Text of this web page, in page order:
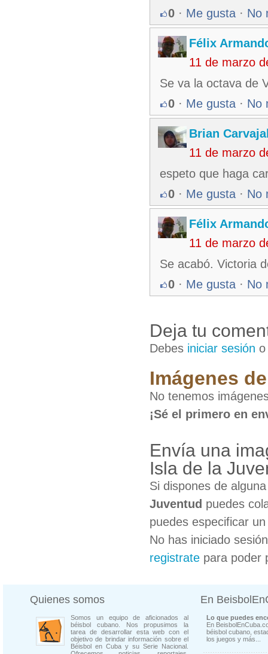
0 · Me gusta · No
Félix
11 de marzo
Se va la octava de
0 · Me gusta · No
Brian
11 de marzo
espeto que haga
0 · Me gusta · No
Félix
11 de marzo
Se acabó. Victoria
0 · Me gusta · No
Deja tu
Debes iniciar sesión
Imágenes
No tenemos
¡Sé el primero en
Envía una
Isla de la
Si dispones de
Juventud puedes
puedes especificar
No has iniciado
registrate para poder
Quienes somos
Somos un equipo de aficionados al
béisbol cubano. Nos propusimos la
tarea de desarrollar esta web con el
objetivo de brindar información sobre el
Béisbol en Cuba y su Serie Nacional.
En
Lo que puedes
En
béisbol cubano,
los juegos y más...